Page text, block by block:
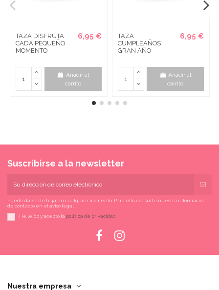
TAZA DISFRUTA
CADA PEQUEÑO
MOMENTO
6,95 €
Añadir al
carrito
TAZA
CUMPLEAÑOS
GRAN AÑO
6,95 €
Añadir al
carrito
Suscribirse a la newsletter
Puede darse de baja en cualquier momento. Para ello, consulte nuestra información
de contacto en el aviso legal.
He leído y acepto la política de privacidad
Nuestra empresa